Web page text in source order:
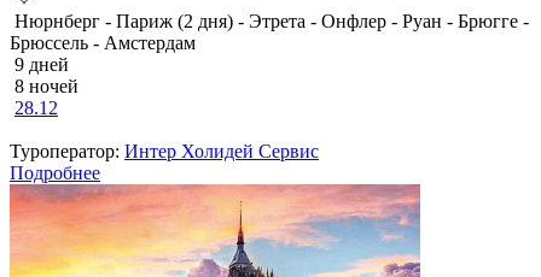
Нюрнберг - Париж (2 дня) - Этрета - Онфлер - Руан - Брюгге -
Брюссель - Амстердам
9 дней
8 ночей
28.12
Туроператор: Интер Холидей Сервис
Подробнее